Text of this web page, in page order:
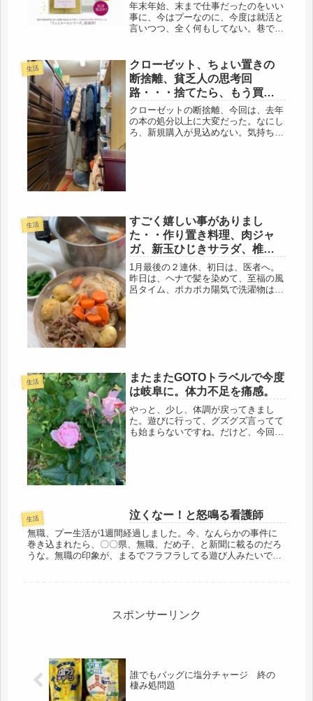
年末年始、末まで仕事だったのをいい
事に、今はプーなのに、今度は就活と
言いつつ、全く何もしてない。巷で
今から、お墓の掃除にも行かれるよう
で、墓石も綺麗に掃除して、ご先祖さ
まも...
生活
クローゼット、ちょい置きの
断捨離、貧乏人の思考回
路・・・捨てたら、もう買え
ない（笑）ボロは掃除に再利
用かな
クローゼットの断捨離、今回は、去年
の本の処分以上に大変だった。なにし
ろ、新規購入が見込めない。気持ちよ
生活
すごく嬉しい事がありまし
た・・作り置き料理、肉ジャ
ガ、新玉ひじきサラダ、椎茸
肉詰め
1月最後の２連休、初日は、医者へ。
昨日は、ヘナで髪を染めて、至福の風
呂タイム、ポカポカ陽気で洗濯物は、
生活
またまたGOTOトラベルで今度
は岐阜に。体力不足を痛感。
やっと、少し、体調が戻ってきまし
た。遊びに行って、グズグズ言ってて
も始まらないですね。だけど、今回の
生活 泣くなー！と怒鳴る看護師
無職、プー生活が1週間経過しました。今、なんらかの事件に
巻き込まれたら、〇〇県、無職、だめ子、と新聞に載るのだろ
うな。無職の印象が、まるでフラフラしてる遊び人みたいで、
スポンサーリンク
誰でもバッグに塩分チャージ 終の
棲み処問題